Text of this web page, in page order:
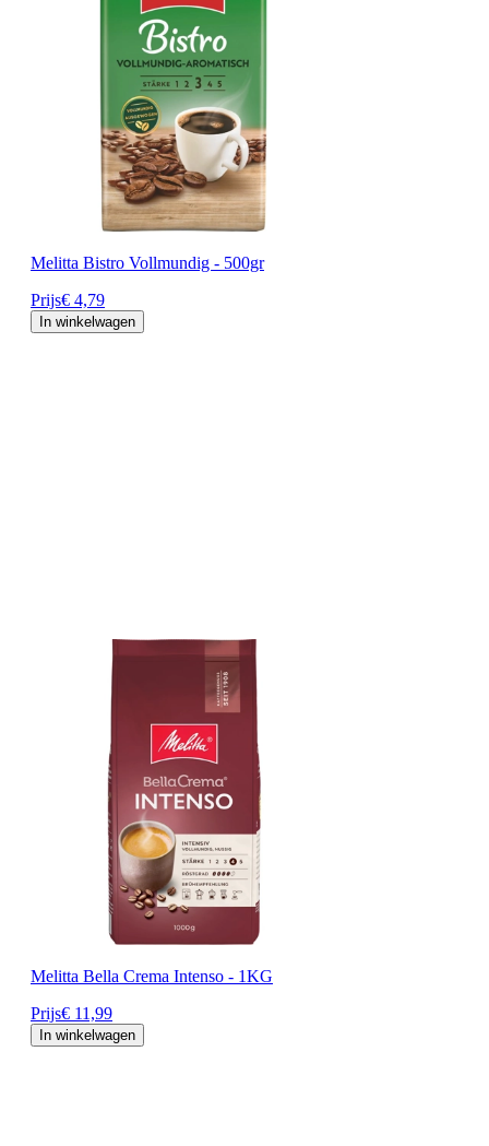
Melitta Bistro Vollmundig - 500gr
Prijs€ 4,79
In winkelwagen
Melitta Bella Crema Intenso - 1KG
Prijs€ 11,99
In winkelwagen